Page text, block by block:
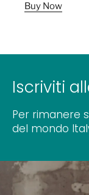
Buy Now
Iscriviti
Per rimanere
del mondo